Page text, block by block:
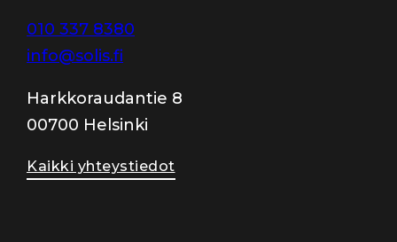
010 337 8380
info@solis.fi
Harkkoraudantie 8
00700 Helsinki
Kaikki yhteystiedot